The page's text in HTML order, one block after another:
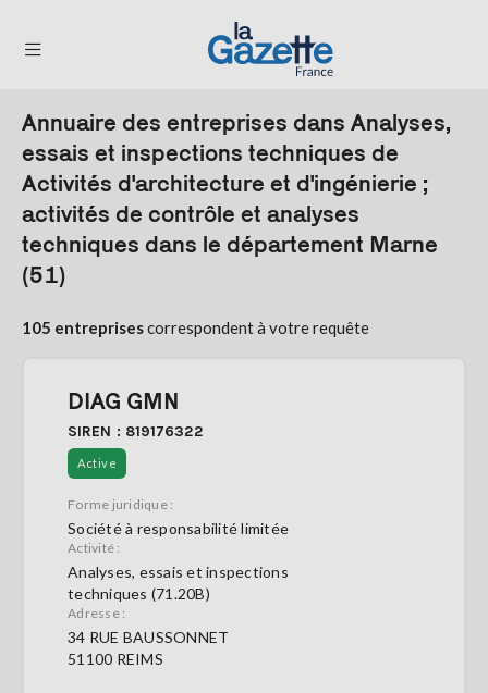
THÉMATIQUES
RÉGIONS
TENDANCES
SERVICES
Se
connecter
S'abonner
Annuaire des entreprises dans Analyses,
essais et inspections techniques de
Activités d'architecture et d'ingénierie ;
activités de contrôle et analyses
techniques dans le département Marne
(51)
105 entreprisescorrespondent à votre requête
DIAG GMN
SIREN : 819176322
Active
Forme juridique :
Société à responsabilité limitée
Activité :
Analyses, essais et inspections
techniques (71.20B)
Adresse :
34 RUE BAUSSONNET
51100 REIMS